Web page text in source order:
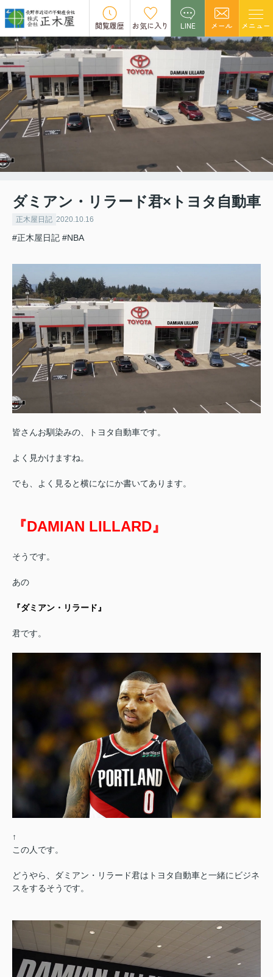
閲覧履歴 お気に入り LINE メール メニュー
ダミアン・リラード君×トヨタ自動車
正木屋日記 2020.10.16
#正木屋日記 #NBA
皆さんお馴染みの、トヨタ自動車です。
よく見かけますね。
でも、よく見ると横になにか書いてあります。
『DAMIAN LILLARD』
そうです。
あの
『ダミアン・リラード』
君です。
↑
この人です。
どうやら、ダミアン・リラード君はトヨタ自動車と一緒にビジネ
スをするそうです。